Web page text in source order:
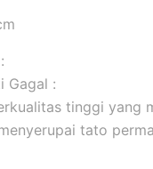
Gagal :
tinggi yang
tato